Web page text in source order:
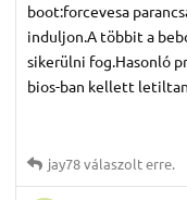
boot:forcevesa
induljon.A többit a
sikerülni fog.Hasonló
bios-ban kellett
jay78válaszolt erre.